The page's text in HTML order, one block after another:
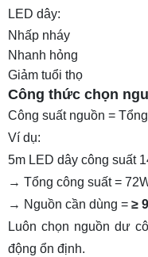
LED dây:
Nhấp nháy
Nhanh hỏng
Giảm tuổi thọ
Công thức chọn
Công suất nguồn =
Ví dụ:
5m LED dây công suất
→ Tổng công suất =
→ Nguồn cần dùng = ≥
Luôn chọn nguồn dư
động ổn định.